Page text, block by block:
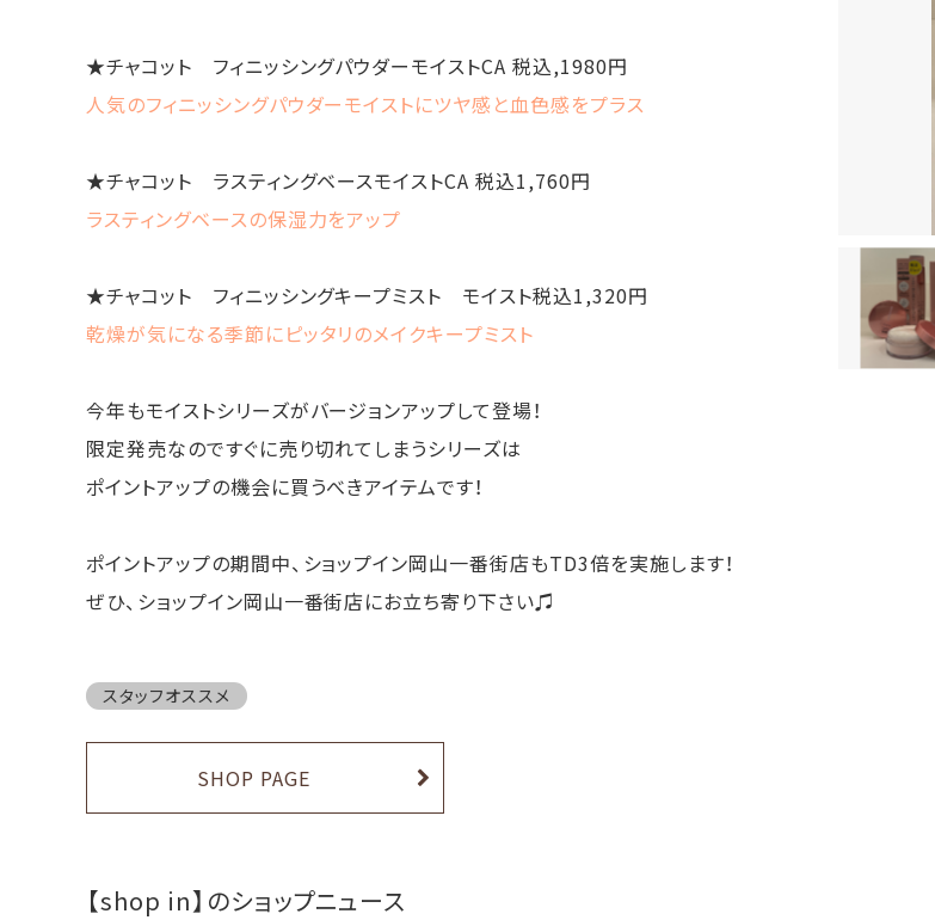
★チャコット フィニッシングパウダーモイストCA 税込,1980円
人気のフィニッシングパウダーモイストにツヤ感と血色感をプラス
★チャコット ラスティングベースモイストCA 税込1,760円
ラスティングベースの保湿力をアップ
★チャコット フィニッシングキープミスト モイスト税込1,320円
乾燥が気になる季節にピッタリのメイクキープミスト
今年もモイストシリーズがバージョンアップして登場！
限定発売なのですぐに売り切れてしまうシリーズは
ポイントアップの機会に買うべきアイテムです！
ポイントアップの期間中、ショップイン岡山一番街店もTD3倍を実施します！
ぜひ、ショップイン岡山一番街店にお立ち寄り下さい♫
スタッフオススメ
SHOP PAGE
【shop in】のショップニュース